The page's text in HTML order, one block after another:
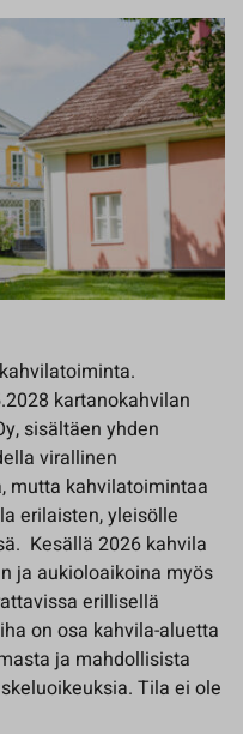
kartanokahvilan
sisältäen yhden
virallinen
mutta kahvilatoimintaa
erilaisten, yleisölle
Kesällä 2026 kahvila
ja aukioloaikoina myös
erillisellä
on osa kahvila-aluetta
ja mahdollisista
Tila ei ole